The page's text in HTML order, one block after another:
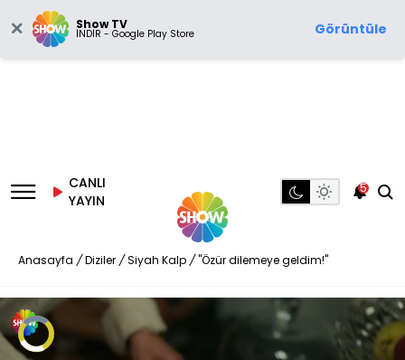
Show TV
İNDİR - Google Play Store Görüntüle
CANLI
YAYIN
5
Anasayfa / Diziler / Siyah Kalp / "Özür dilemeye geldim!"